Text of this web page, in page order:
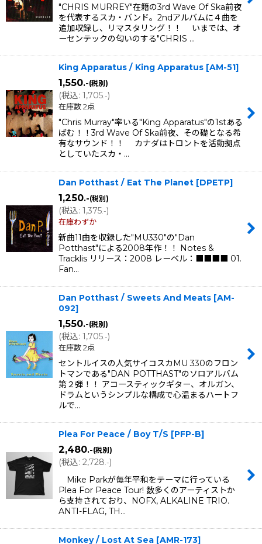
"CHRIS MURREY"在籍の3rd Wave Of Ska前夜
を代表するスカ・バンド。2ndアルバムに４曲を
追加収録し、リマスタリング！！ いまでは、オ
ーセンテックの匂いのする"CHRIS …
King Apparatus / King Apparatus [AM-51]
1,550.-(税別)
(税込: 1,705 .-)
在庫数 2点
"Chris Murray"率いる"King Apparatus"の1stある
ばむ！！3rd Wave Of Ska前夜、その礎となる希
有なサウンド！！ カナダはトロントを活動拠点
としていたスカ・…
Dan Potthast / Eat The Planet [DPETP]
1,250.-(税別)
(税込: 1,375 .-)
在庫わずか
新曲11曲を収録した"MU330"の"Dan
Potthast"による2008年作！！ Notes &
Tracklis リリース：2008 レーベル：■■■■ 01.
Fan…
Dan Potthast / Sweets And Meats [AM-
092]
1,550.-(税別)
(税込: 1,705 .-)
在庫数 2点
セントルイスの人気サイコスカMU 330のフロン
トマンである"DAN POTTHAST"のソロアルバム
第２弾！！ アコースティックギター、オルガン、
ドラムというシンプルな構成で心温まるハートフ
ルで…
Plea For Peace / Boy T/S [PFP-B]
2,480.-(税別)
(税込: 2,728 .-)
Mike Parkが毎年平和をテーマに行っている
Plea For Peace Tour! 数多くのアーティストか
ら支持されており、NOFX, ALKALINE TRIO.
ANTI-FLAG, TH…
Monkey / Lost At Sea [AMR-173]